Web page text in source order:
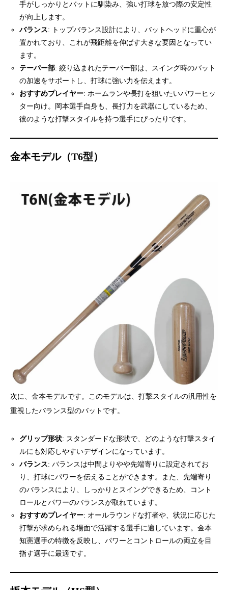
手がしっかりとバットに馴染み、強い打球を放つ際の安定性
が向上します。
バランス: トップバランス設計により、バットヘッドに重心が
置かれており、これが飛距離を伸ばす大きな要因となってい
ます。
テーパー部: 絞り込まれたテーパー部は、スイング時のバット
の加速をサポートし、打球に強い力を伝えます。
おすすめプレイヤー: ホームランや長打を狙いたいパワーヒッ
ター向け。岡本選手自身も、長打力を武器にしているため、
彼のような打撃スタイルを持つ選手にぴったりです。
金本モデル（T6型）
次に、金本モデルです。このモデルは、打撃スタイルの汎用性を
重視したバランス型のバットです。
グリップ形状: スタンダードな形状で、どのような打撃スタイ
ルにも対応しやすいデザインになっています。
バランス: バランスは中間よりやや先端寄りに設定されてお
り、打球にパワーを伝えることができます。また、先端寄り
のバランスにより、しっかりとスイングできるため、コント
ロールとパワーのバランスが取れています。
おすすめプレイヤー: オールラウンドな打者や、状況に応じた
打撃が求められる場面で活躍する選手に適しています。金本
知憲選手の特徴を反映し、パワーとコントロールの両立を目
指す選手に最適です。